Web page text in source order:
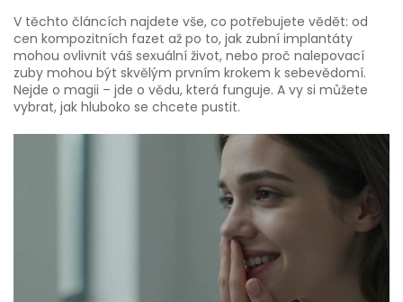
V těchto článcích najdete vše, co potřebujete vědět: od
cen kompozitních fazet až po to, jak zubní implantáty
mohou ovlivnit váš sexuální život, nebo proč nalepovací
zuby mohou být skvělým prvním krokem k sebevědomí.
Nejde o magii – jde o vědu, která funguje. A vy si můžete
vybrat, jak hluboko se chcete pustit.